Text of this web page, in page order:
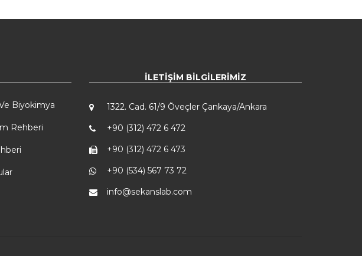
Biyokimya
Rehberi
İLETIŞIM BILGILERIMIZ
1322. Cad. 61/9 Öveçler Çankaya/Ankara
+90 (312) 472 6 472
+90 (312) 472 6 473
+90 (534) 567 73 72
info@sekanslab.com